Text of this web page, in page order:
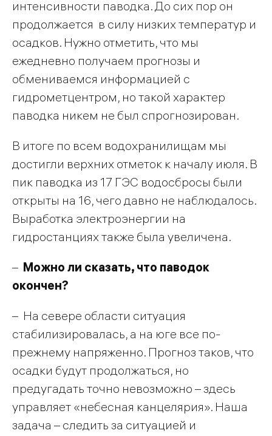
интенсивности паводка. До сих пор он
продолжается в силу низких температур и
осадков. Нужно отметить, что мы
ежедневно получаем прогнозы и
обмениваемся информацией с
гидрометцентром, но такой характер
паводка никем не был спрогнозирован.
В итоге по всем водохранилищам мы
достигли верхних отметок к началу июля. В
пик паводка из 17 ГЭС водосбросы были
открыты на 16, чего давно не наблюдалось.
Выработка электроэнергии на
гидростанциях также была увеличена.
– Можно ли сказать, что паводок
окончен?
– На севере области ситуация
стабилизировалась, а на юге все по-
прежнему напряженно. Прогноз таков, что
осадки будут продолжаться, но
предугадать точно невозможно – здесь
управляет «небесная канцелярия». Наша
задача – следить за ситуацией и